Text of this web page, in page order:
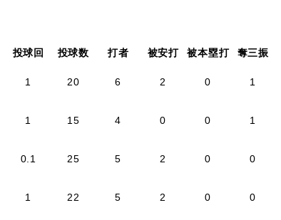
投球回 投球数 打者 被安打 被本塁打 奪三振
1 20 6 2 0 1
1 15 4 0 0 1
0.1 25 5 2 0 0
1 22 5 2 0 0